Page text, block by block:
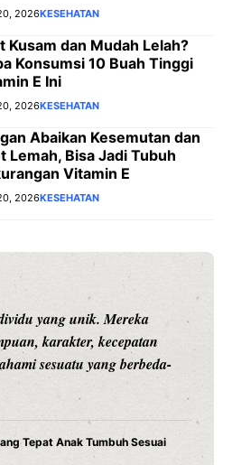
2026KESEHATAN
Kusam dan Mudah Lelah?
Konsumsi 10 Buah Tinggi
E Ini
2026KESEHATAN
Abaikan Kesemutan dan
Lemah, Bisa Jadi Tubuh
Vitamin E
2026KESEHATAN
yang unik. Mereka
karakter, kecepatan
sesuatu yang berbeda-
Tepat Anak Tumbuh Sesuai